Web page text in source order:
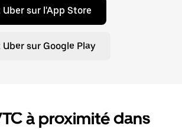
sur l'App Store
sur Google Play
à proximité dans